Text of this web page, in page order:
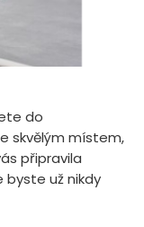
do
skvělým místem,
připravila
už nikdy